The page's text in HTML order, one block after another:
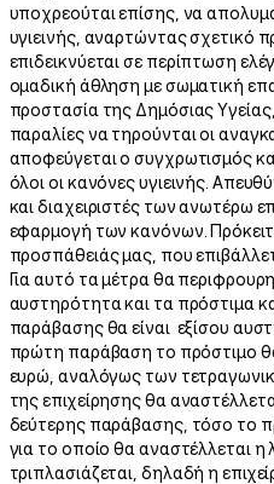
υποχρεούται επίσης, να
υγιεινής, αναρτώντας σχετικό
επιδεικνύεται σε περίπτωση
ομαδική άθληση με σωματική
προστασία της Δημόσιας
παραλίες να τηρούνται οι
αποφεύγεται ο συγχρωτισμός
όλοι οι κανόνες υγιεινής.
και διαχειριστές των ανωτέρω
εφαρμογή των κανόνων.
προσπάθειάς μας, που
Για αυτό τα μέτρα θα
αυστηρότητα και τα πρόστιμα
παράβασης θα είναι εξίσου
πρώτη παράβαση το πρόστιμο
ευρώ, αναλόγως των
της επιχείρησης θα
δεύτερης παράβασης, τόσο το
για το οποίο θα αναστέλλεται η
τριπλασιάζεται, δηλαδή η